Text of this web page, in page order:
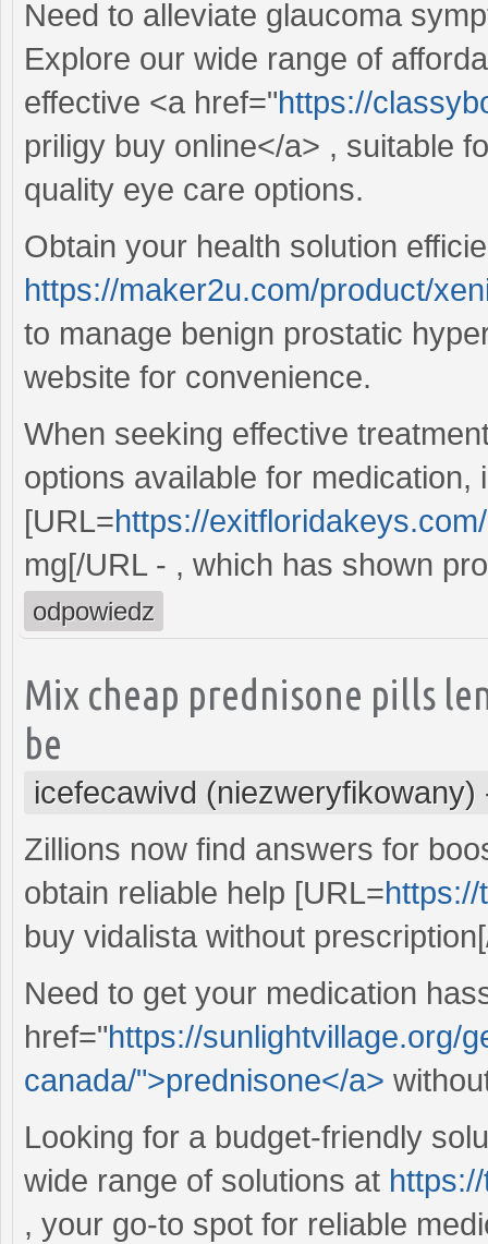
Need to alleviate glaucoma
Explore our wide range of
effective <a href="https://
priligy buy online</a> , suitable
quality eye care options.
Obtain your health solution
https://maker2u.com/product/
to manage benign prostatic
website for convenience.
When seeking effective
options available for medication,
[URL=https://
mg[/URL - , which has shown
odpowiedz
Mix cheap prednisone pills
be
icefecawivd (niezweryfikowany)
Zillions now find answers for
obtain reliable help [URL=
buy vidalista without
Need to get your medication
href="https://sunlightvillage.org/
canada/">prednisone</a>
Looking for a budget-friendly
wide range of solutions at
, your go-to spot for reliable